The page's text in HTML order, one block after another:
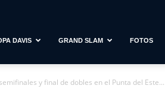
DAVIS GRAND SLAM FOTOS
y final de dobles en el Punta del Este...